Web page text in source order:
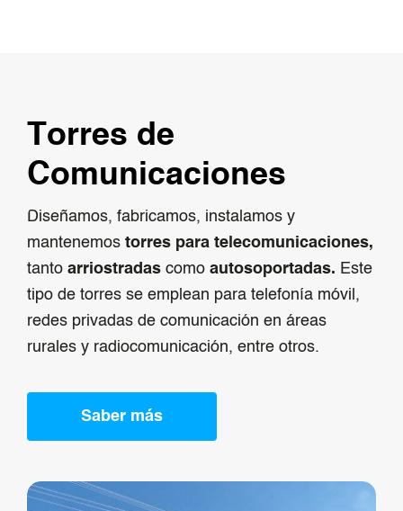
Torres de
Comunicaciones
Diseñamos, fabricamos, instalamos y
mantenemos torres para telecomunicaciones,
tanto arriostradas comoautosoportadas. Este
tipo de torres se emplean para telefonía móvil,
redes privadas de comunicación en áreas
rurales y radiocomunicación, entre otros.
Saber más